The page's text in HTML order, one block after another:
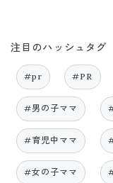
注目のハッシュタグ
#pr #PR
#男の子ママ
#育児中ママ
#女の子ママ